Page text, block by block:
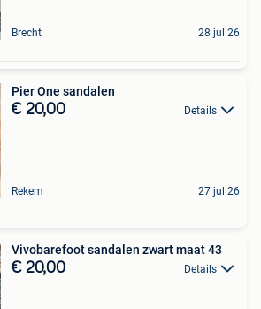
Brecht 28 jul 26
Pier One sandalen
€ 20,00 Details
Rekem 27 jul 26
Vivobarefoot sandalen zwart maat 43
€ 20,00 Details